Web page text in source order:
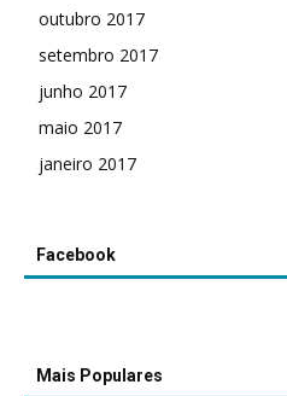
outubro 2017
setembro 2017
junho 2017
maio 2017
janeiro 2017
Facebook
Mais Populares